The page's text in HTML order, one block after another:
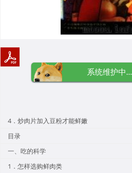
系统维护中...
4．炒肉片加入豆粉才能鲜嫩
目录
一、吃的科学
1．怎样选购鲜肉类